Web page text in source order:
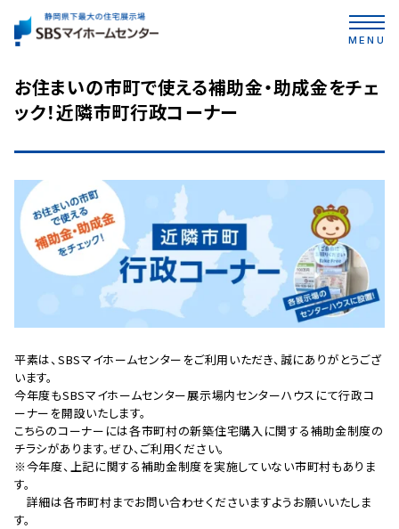
MENU
お住まいの市町で使える補助金‧助成金をチェ
ック！近隣市町行政コーナー
平素は、SBSマイホームセンターをご利用いただき、誠にありがとうござ
います。
今年度もSBSマイホームセンター展示場内センターハウスにて行政コ
ーナーを開設いたします。
こちらのコーナーには各市町村の新築住宅購入に関する補助金制度の
チラシがあります。ぜひ、ご利用ください。
※今年度、上記に関する補助金制度を実施していない市町村もありま
す。
詳細は各市町村までお問い合わせくださいますようお願いいたしま
す。